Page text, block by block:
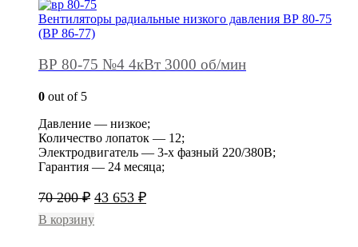
Вентиляторы радиальные низкого давления ВР 80-75
(ВР 86-77)
ВР 80-75 №4 4кВт 3000 об/мин
0 out of 5
Давление — низкое;
Количество лопаток — 12;
Электродвигатель — 3-х фазный 220/380В;
Гарантия — 24 месяца;
70 200₽ Первоначальная
составляла
43 653 ₽Текущая
В корзину